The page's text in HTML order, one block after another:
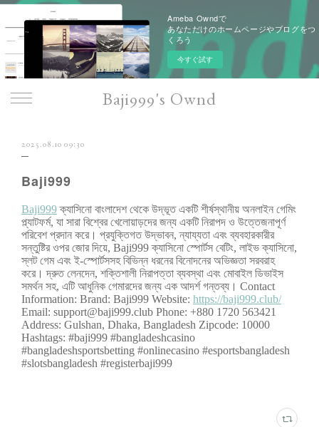
Ameba Owndで
あなただけのホームページやブログをつ
くろう
今すぐ試す
Baji999's Ownd
2025.08.10 09:30
Baji999